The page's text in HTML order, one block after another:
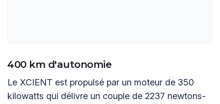
400 km d'autonomie
Le XCIENT est propulsé par un moteur de 350
kilowatts qui délivre un couple de 2237 newtons-